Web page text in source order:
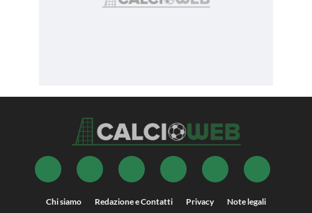
Chi siamo Redazione e Contatti Privacy Note legali